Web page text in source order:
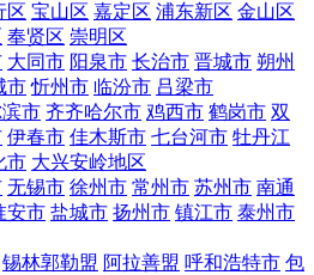
区 宝山区 嘉定区 浦东新区 金山区
奉贤区 崇明区
大同市 阳泉市 长治市 晋城市 朔州
市 忻州市 临汾市 吕梁市
市 齐齐哈尔市 鸡西市 鹤岗市 双
伊春市 佳木斯市 七台河市 牡丹江
市 大兴安岭地区
无锡市 徐州市 常州市 苏州市 南通
安市 盐城市 扬州市 镇江市 泰州市
锡林郭勒盟 阿拉善盟 呼和浩特市 包